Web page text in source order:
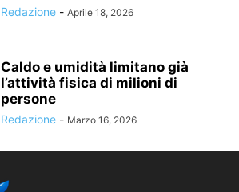
Redazione - Aprile 18, 2026
Caldo e umidità limitano già
l’attività fisica di milioni di
persone
Redazione - Marzo 16, 2026